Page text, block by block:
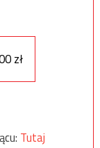
zł
Tutaj